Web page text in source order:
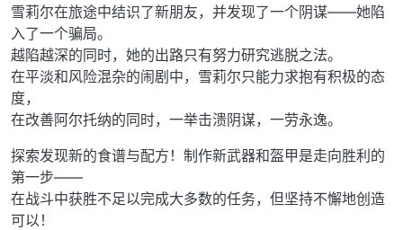
雪莉尔在旅途中结识了新朋友，并发现了一个阴谋——她陷
入了一个骗局。
越陷越深的同时，她的出路只有努力研究逃脱之法。
在平淡和风险混杂的闹剧中，雪莉尔只能力求抱有积极的态
度，
在改善阿尔托纳的同时，一举击溃阴谋，一劳永逸。
探索发现新的食谱与配方！制作新武器和盔甲是走向胜利的
第一步——
在战斗中获胜不足以完成大多数的任务，但坚持不懈地创造
可以！